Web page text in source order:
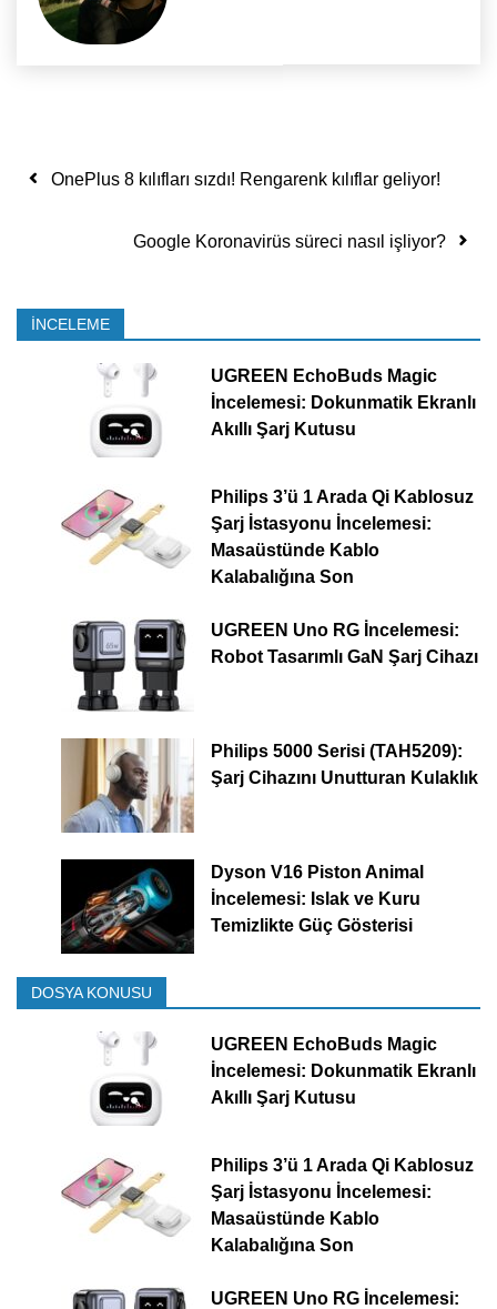
Yazı dolaşımı
OnePlus 8 kılıfları sızdı! Rengarenk kılıflar geliyor!
Google Koronavirüs süreci nasıl işliyor?
İNCELEME
UGREEN EchoBuds Magic
İncelemesi: Dokunmatik Ekranlı
Akıllı Şarj Kutusu
Philips 3’ü 1 Arada Qi Kablosuz
Şarj İstasyonu İncelemesi:
Masaüstünde Kablo
Kalabalığına Son
UGREEN Uno RG İncelemesi:
Robot Tasarımlı GaN Şarj Cihazı
Philips 5000 Serisi (TAH5209):
Şarj Cihazını Unutturan Kulaklık
Dyson V16 Piston Animal
İncelemesi: Islak ve Kuru
Temizlikte Güç Gösterisi
DOSYA KONUSU
UGREEN EchoBuds Magic
İncelemesi: Dokunmatik Ekranlı
Akıllı Şarj Kutusu
Philips 3’ü 1 Arada Qi Kablosuz
Şarj İstasyonu İncelemesi:
Masaüstünde Kablo
Kalabalığına Son
UGREEN Uno RG İncelemesi: